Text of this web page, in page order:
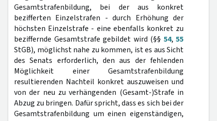
Gesamtstrafenbildung, bei der aus konkret
bezifferten Einzelstrafen - durch Erhöhung der
höchsten Einzelstrafe - eine ebenfalls konkret zu
beziffernde Gesamtstrafe gebildet wird (§§ 54, 55
StGB), möglichst nahe zu kommen, ist es aus Sicht
des Senats erforderlich, den aus der fehlenden
Möglichkeit einer Gesamtstrafenbildung
resultierenden Nachteil konkret auszuweisen und
von der neu zu verhängenden (Gesamt-)Strafe in
Abzug zu bringen. Dafür spricht, dass es sich bei der
Gesamtstrafenbildung um einen eigenständigen,